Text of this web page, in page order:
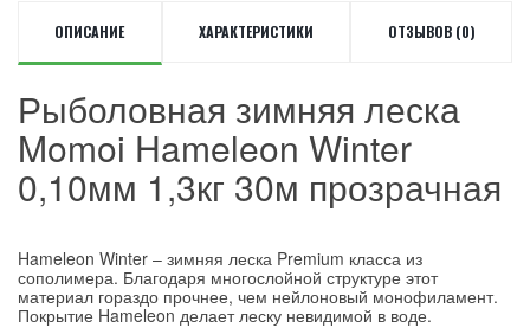
ОПИСАНИЕ ХАРАКТЕРИСТИКИ ОТЗЫВОВ (0)
Рыболовная зимняя леска
Momoi Hameleon Winter
0,10мм 1,3кг 30м прозрачная
Hameleon Winter – зимняя леска Premium класса из
сополимера. Благодаря многослойной структуре этот
материал гораздо прочнее, чем нейлоновый монофиламент.
Покрытие Hameleon делает леску невидимой в воде.